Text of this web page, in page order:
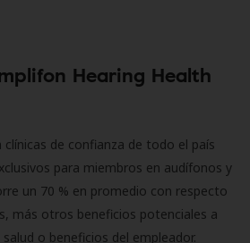
Hearing Health
de confianza de todo el país
para miembros en audífonos y
un 70 % en promedio con respecto
más otros beneficios potenciales a
o beneficios del empleador.